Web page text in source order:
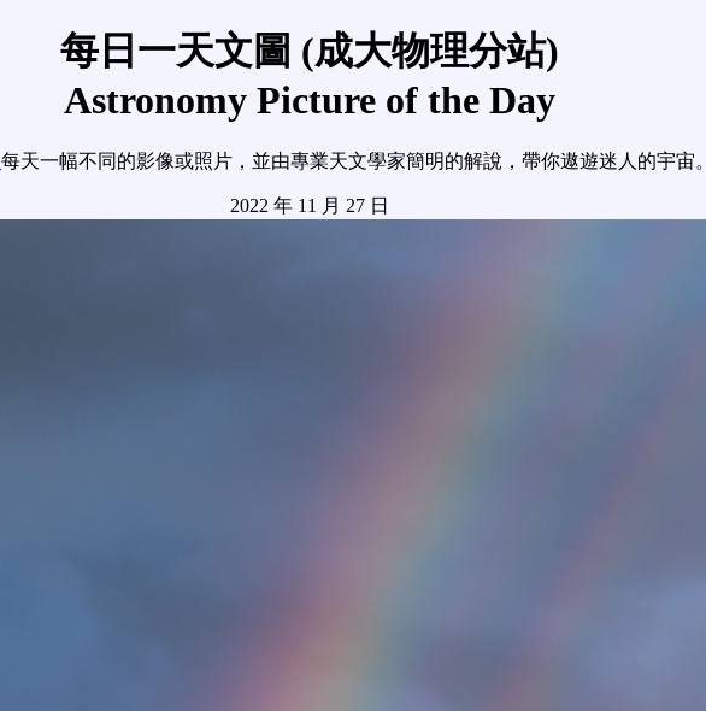
每日一天文圖 (成大物理分站)
Astronomy Picture of the Day
每天一幅不同的影像或照片，並由專業天文學家簡明的解說，帶你遨遊迷人的宇宙。
2022 年 11 月 27 日